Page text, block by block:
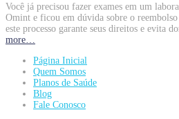
Você já precisou fazer exames em um
Omint e ficou em dúvida sobre o
este processo garante seus direitos e evita
more…
Página Inicial
Quem Somos
Planos de Saúde
Blog
Fale Conosco